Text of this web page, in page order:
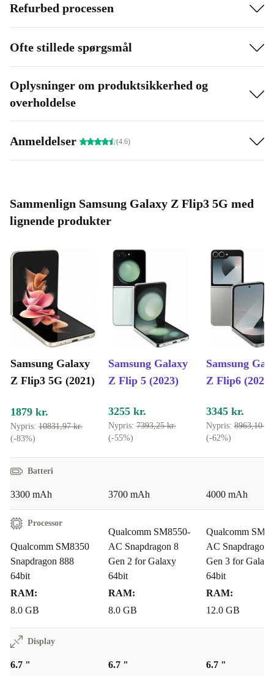
8 GB-arbejdshukommelse
Foldbar AMOLED-skærm
5G-kompatibel
Refurbed processen
Ofte stillede spørgsmål
Oplysninger om produktsikkerhed og
overholdelse
Anmeldelser (4.6)
Sammenlign Samsung Galaxy Z Flip3 5G med
lignende produkter
Samsung Galaxy
Z Flip3 5G (2021)
Samsung Galaxy
Z Flip 5 (2023)
Samsung
Z Flip6 (2024)
1879 kr.
Nypris: 10831,97 kr.
(-83%)
3255 kr.
Nypris: 7393,25 kr.
(-55%)
3345 kr.
Nypris: 8963,10 kr.
(-62%)
Batteri
3300 mAh 3700 mAh 4000 mAh
Processor
Qualcomm SM8350
Snapdragon 888
64bit
RAM:
8.0 GB
Qualcomm SM8550-
AC Snapdragon 8
Gen 2 for Galaxy
64bit
RAM:
8.0 GB
Qualcomm
AC Snapdragon
Gen 3 for Galaxy
64bit
RAM:
12.0 GB
Display
6.7 "
6.7 "
6.7 "